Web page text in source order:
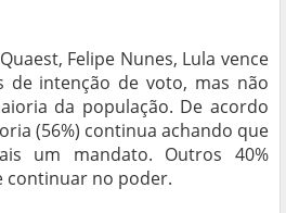
Felipe Nunes, Lula vence
de intenção de voto, mas não
da população. De acordo
(56%) continua achando que
um mandato. Outros 40%
continuar no poder.